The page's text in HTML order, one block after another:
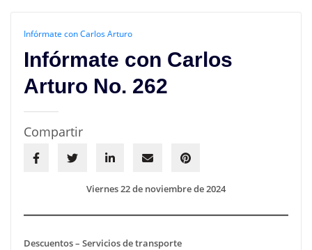
Infórmate con Carlos Arturo
Infórmate con Carlos
Arturo No. 262
Compartir
Viernes 22 de noviembre de 2024
Descuentos – Servicios de transporte